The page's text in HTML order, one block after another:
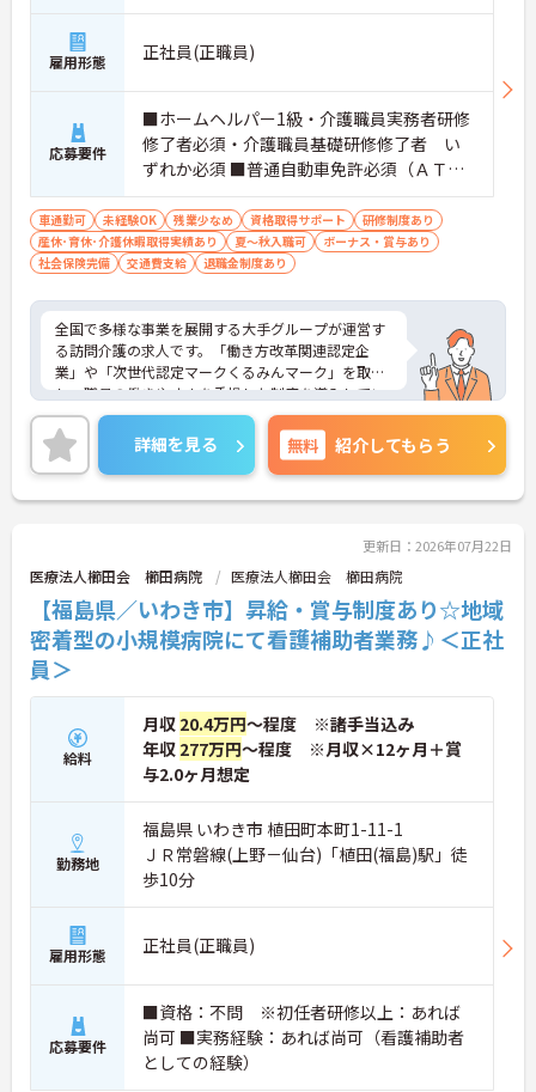
・残業が月平均10時間程度と少ないため、家庭やプ
ライベートと両立しやすい職場です
・定年が65歳で最大85歳までの再雇用制度が設けら
【大手法人ならではの充実したキャリアサポートが
整っています】
・就業前後のキャリアアップ制度が完備されている
ため、継続的なスキルアップが可能です
・医療や介護を総合的に展開する大手グループの安
定した基盤のもとで、着実にキャリアを積むことが
できます
雇用形態 正社員(正職員)
応募要件
■ホームヘルパー1級・介護職員実務者研修
修了者必須・介護職員基礎研修修了者 い
ずれか必須 ■普通自動車免許必須（ＡＴ限
定可） ■経験1年以上必須 ■必要なＰＣス
キル：入力程度
車通勤可 未経験OK 残業少なめ 資格取得サポート
研修制度あり
産休･育休･介護休暇取得実績あり
夏～秋入職可
ボーナス・賞与あり
社会保険完備
交通費支給 退職金制度あり
全国で多様な事業を展開する大手グループが運営す
る訪問介護の求人です。「働き方改革関連認定企
業」や「次世代認定マークくるみんマーク」を取得
し、職員の働きやすさを重視した制度を導入してい
ます。定年後も上限85歳までの再雇用制度を利用で
き、長期的な視点でキャリアを築くことが可能で
す。また、時間帯別の加算手当や勤続年数に応じた
手当が用意されており、日々の業務や継続した勤務
が収入に直結する仕組みがあります。月平均の残業
取得実績もあるため、家庭と仕事の両立を図りなが
ら、自分に合ったペースで働き続けられる環境が整
っています。
★おすすめPOINT★
【上限85歳までの再雇用制度があり、長期的な勤務
が期待できます】
・定年65歳に加え、状況に応じた再雇用制度により
上限85歳まで働けるため、長期的な将来設計を描け
ます。
・幅広い世代がそれぞれのライフスタイルに合わせ
て活躍しており、年齢を重ねても無理なく続けられ
る環境です。
【大手法人の安定基盤のもとで、収入アップを目指
せる環境です】
・所持資格に応じた手当や、早朝・夜間帯の勤務に
対する加算手当により、着実な収入増が期待できま
す。
・最大20,000円の勤続年数加算手当や年2回の賞与
【認定マークを取得した、柔軟で働きやすい体制が
整っています】
詳細を見る 無料 紹介してもらう
更新日：2026年07月22日
医療法人櫛田会 櫛田病院 医療法人櫛田会 櫛田病院
【福島県／いわき市】昇給・賞与制度あり☆地域
密着型の小規模病院にて看護補助者業務♪＜正社
員＞
給料
月収 20.4万円～程度 ※諸手当込み
年収 277万円～程度 ※月収×12ヶ月＋賞
与2.0ヶ月想定
勤務地
福島県 いわき市 植田町本町1-11-1
ＪＲ常磐線(上野－仙台)「植田(福島)駅」徒
歩10分
雇用形態 正社員(正職員)
応募要件
■資格：不問 ※初任者研修以上：あれば
尚可 ■実務経験：あれば尚可（看護補助者
としての経験）